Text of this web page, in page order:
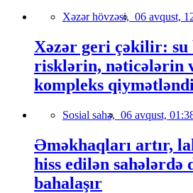
Xəzər hövzəsi, 06 avqust,
Xəzər geri çəkilir: su
risklərin, nəticələrin
kompleks
Sosial sahə, 06 avqust,
Əməkhaqları artır,
hiss edilən sahələrdə
bahalaşır